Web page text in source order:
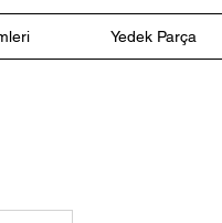
Yedek Parça